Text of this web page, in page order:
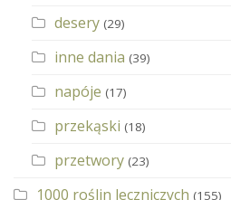
desery (29)
inne dania (39)
napóje (17)
przekąski (18)
przetwory (23)
1000 roślin leczniczych (155)